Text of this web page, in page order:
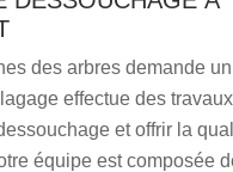
des arbres demande un
effectue des
et offrir la
équipe est composée